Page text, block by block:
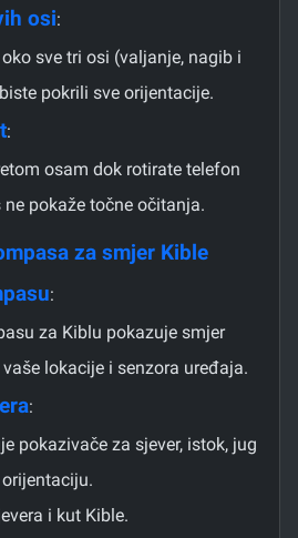
osi:
sve tri osi (valjanje, nagib i
pokrili sve orijentacije.
:
osam dok rotirate telefon
pokaže točne očitanja.
za smjer Kible
:
za Kiblu pokazuje smjer
lokacije i senzora uređaja.
:
pokazivače za sjever, istok, jug
i kut Kible.